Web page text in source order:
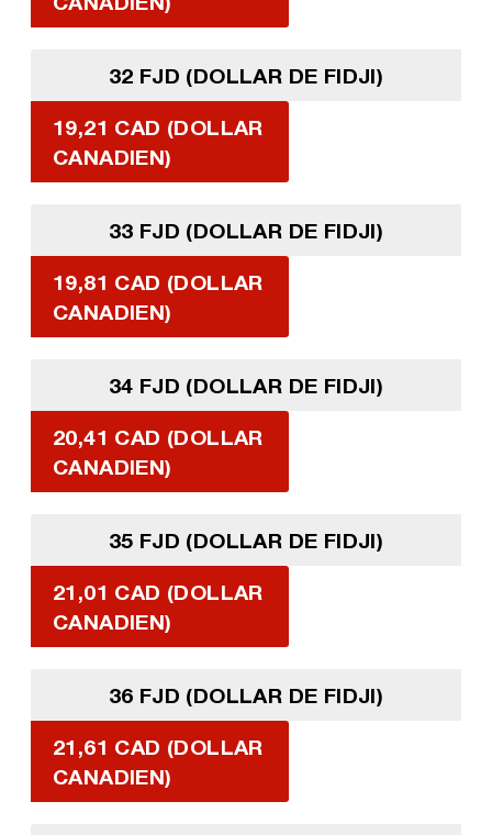
32 FJD (DOLLAR DE FIDJI)
19,21 CAD (DOLLAR
CANADIEN)
33 FJD (DOLLAR DE FIDJI)
19,81 CAD (DOLLAR
CANADIEN)
34 FJD (DOLLAR DE FIDJI)
20,41 CAD (DOLLAR
CANADIEN)
35 FJD (DOLLAR DE FIDJI)
21,01 CAD (DOLLAR
CANADIEN)
36 FJD (DOLLAR DE FIDJI)
21,61 CAD (DOLLAR
CANADIEN)